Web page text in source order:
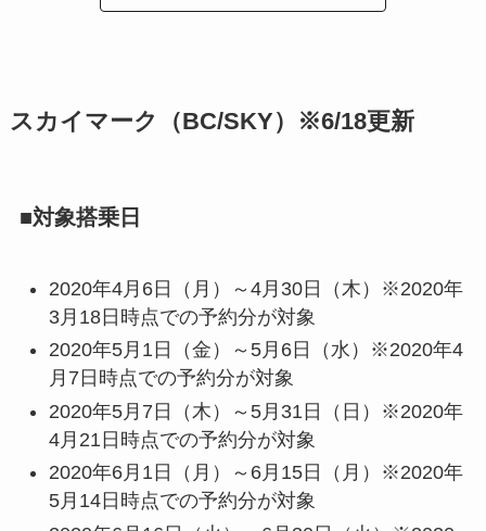
スカイマーク（BC/SKY）※6/18更新
■対象搭乗日
2020年4月6日（月）～4月30日（木）※2020年
3月18日時点での予約分が対象
2020年5月1日（金）～5月6日（水）※2020年4
月7日時点での予約分が対象
2020年5月7日（木）～5月31日（日）※2020年
4月21日時点での予約分が対象
2020年6月1日（月）～6月15日（月）※2020年
5月14日時点での予約分が対象